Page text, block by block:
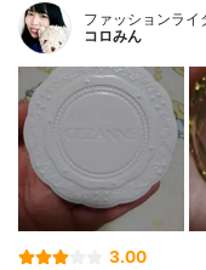
ファッションライ
コロみん
3.00